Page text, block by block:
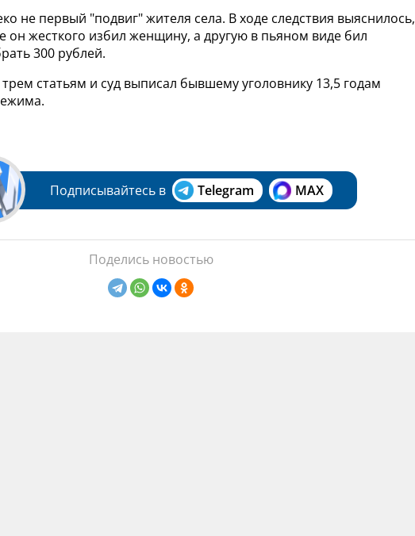
не первый "подвиг" жителя села. В ходе следствия выяснилось,
он жесткого избил женщину, а другую в пьяном виде бил
300 рублей.
статьям и суд выписал бывшему уголовнику 13,5 годам
Подписывайтесь в Telegram MAX
Поделись новостью